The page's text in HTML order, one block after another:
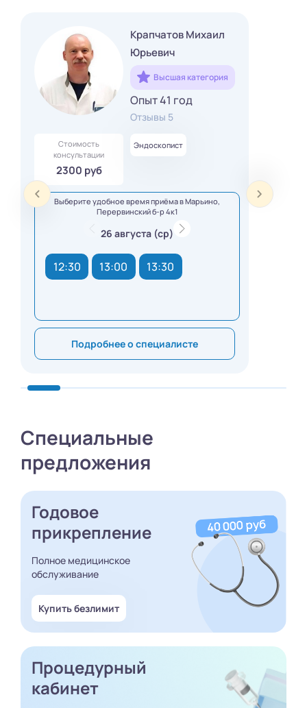
Крапчатов Михаил
Юрьевич
Высшая категория
Опыт 41 год
Отзывы 5
Стоимость
консультации
2300 руб
Эндоскопист
Выберите удобное время приёма в Марьино,
Перервинский б-р 4к1
26 августа (ср)
12:30 13:00 13:30
Подробнее о специалисте
Специальные
предложения
Годовое
прикрепление
Полное медицинское
обслуживание
Купить безлимит
Процедурный
кабинет